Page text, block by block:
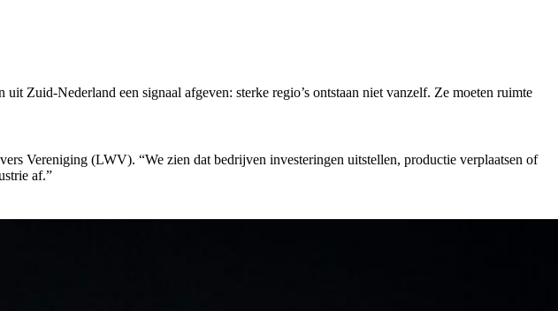
Zuid-Nederland een signaal afgeven: sterke regio’s ontstaan niet vanzelf. Ze moeten ruimte
Vereniging (LWV). “We zien dat bedrijven investeringen uitstellen, productie verplaatsen of
af.”